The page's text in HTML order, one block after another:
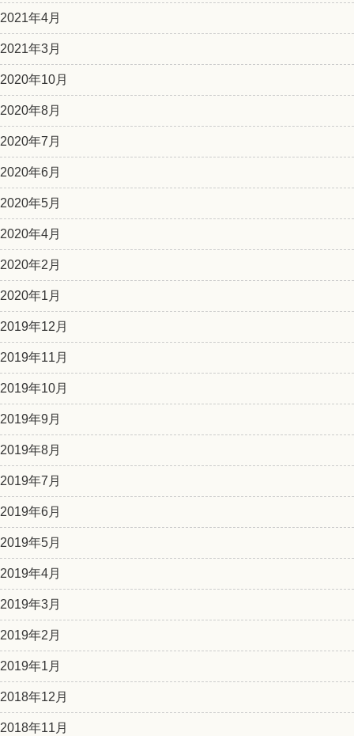
2021年4月
2021年3月
2020年10月
2020年8月
2020年7月
2020年6月
2020年5月
2020年4月
2020年2月
2020年1月
2019年12月
2019年11月
2019年10月
2019年9月
2019年8月
2019年7月
2019年6月
2019年5月
2019年4月
2019年3月
2019年2月
2019年1月
2018年12月
2018年11月